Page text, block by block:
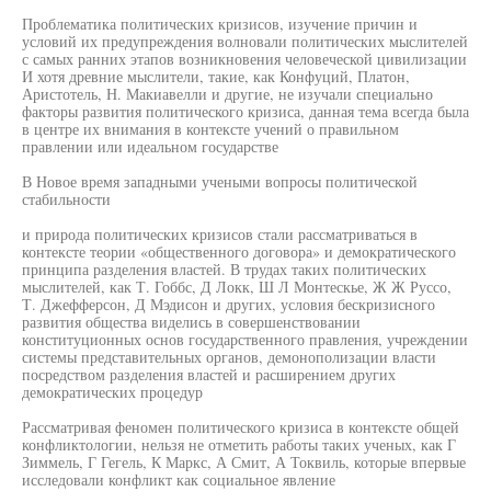
Проблематика политических кризисов, изучение причин и
условий их предупреждения волновали политических мыслителей
с самых ранних этапов возникновения человеческой цивилизации
И хотя древние мыслители, такие, как Конфуций, Платон,
Аристотель, Н. Макиавелли и другие, не изучали специально
факторы развития политического кризиса, данная тема всегда была
в центре их внимания в контексте учений о правильном
правлении или идеальном государстве
В Новое время западными учеными вопросы политической
стабильности
и природа политических кризисов стали рассматриваться в
контексте теории «общественного договора» и демократического
принципа разделения властей. В трудах таких политических
мыслителей, как Т. Гоббс, Д Локк, Ш Л Монтескье, Ж Ж Руссо,
Т. Джефферсон, Д Мэдисон и других, условия бескризисного
развития общества виделись в совершенствовании
конституционных основ государственного правления, учреждении
системы представительных органов, демонополизации власти
посредством разделения властей и расширением других
демократических процедур
Рассматривая феномен политического кризиса в контексте общей
конфликтологии, нельзя не отметить работы таких ученых, как Г
Зиммель, Г Гегель, К Маркс, А Смит, А Токвиль, которые впервые
исследовали конфликт как социальное явление